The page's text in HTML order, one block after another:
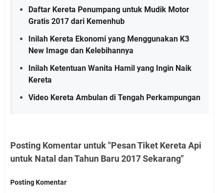
Daftar Kereta Penumpang untuk Mudik Motor
Gratis 2017 dari Kemenhub
Inilah Kereta Ekonomi yang Menggunakan K3
New Image dan Kelebihannya
Inilah Ketentuan Wanita Hamil yang Ingin Naik
Kereta
Video Kereta Ambulan di Tengah Perkampungan
Posting Komentar untuk "Pesan Tiket Kereta Api
untuk Natal dan Tahun Baru 2017 Sekarang"
Posting Komentar